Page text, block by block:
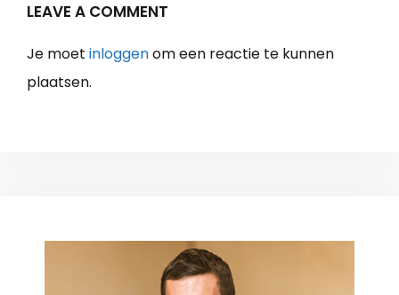
LEAVE A COMMENT
Je moet inloggenom een reactie te kunnen
plaatsen.